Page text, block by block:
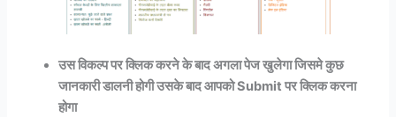
उस विकल्प पर क्लिक करने के बाद अगला पेज खुलेगा जिसमे कुछ
जानकारी डालनी होगी उसके बाद आपको Submit पर क्लिक करना
होगा